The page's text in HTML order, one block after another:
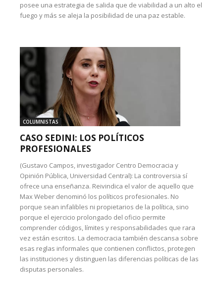
posee una estrategia de salida que de viabilidad a un alto el
fuego y más se aleja la posibilidad de una paz estable.
COLUMNISTAS
CASO SEDINI: LOS POLÍTICOS
PROFESIONALES
(Gustavo Campos, investigador Centro Democracia y
Opinión Pública, Universidad Central): La controversia sí
ofrece una enseñanza. Reivindica el valor de aquello que
Max Weber denominó los políticos profesionales. No
porque sean infalibles ni propietarios de la política, sino
porque el ejercicio prolongado del oficio permite
comprender códigos, límites y responsabilidades que rara
vez están escritos. La democracia también descansa sobre
esas reglas informales que contienen conflictos, protegen
las instituciones y distinguen las diferencias políticas de las
disputas personales.